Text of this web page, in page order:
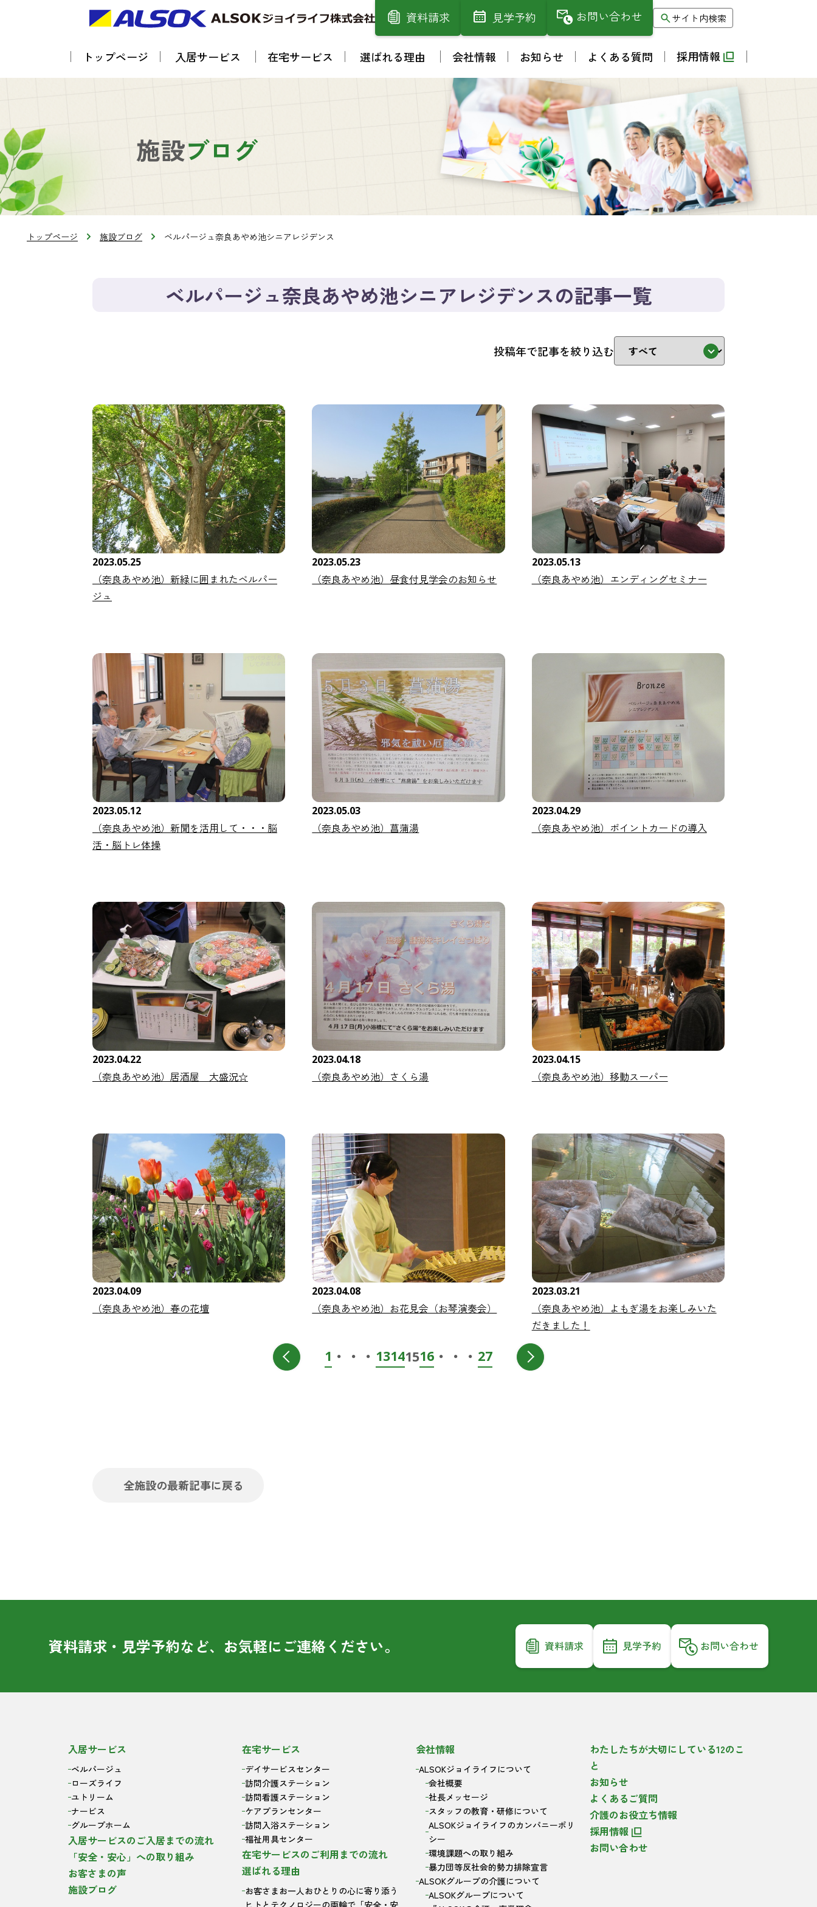
資料請求 見学予約 お問い合わせ サイト内検索
トップページ 入居サービス 在宅サービス 選ばれる理由 会社情報 お知らせ よくある質問 採用情報
施設ブログ
トップページ 施設ブログ ベルパージュ奈良あやめ池シニアレジデンス
ベルパージュ奈良あやめ池シニアレジデンスの記事一覧
投稿年で記事を絞り込む
2023.05.25
（奈良あやめ池）新緑に囲まれたベルパー
ジュ
2023.05.23
（奈良あやめ池）昼食付見学会のお知らせ
2023.05.13
（奈良あやめ池）エンディングセミナー
2023.05.12
（奈良あやめ池）新聞を活用して・・・脳
活・脳トレ体操
2023.05.03
（奈良あやめ池）菖蒲湯
2023.04.29
（奈良あやめ池）ポイントカードの導入
2023.04.22
（奈良あやめ池）居酒屋 大盛況☆
2023.04.18
（奈良あやめ池）さくら湯
2023.04.15
（奈良あやめ池）移動スーパー
2023.04.09
（奈良あやめ池）春の花壇
2023.04.08
（奈良あやめ池）お花見会（お琴演奏会）
2023.03.21
（奈良あやめ池）よもぎ湯をお楽しみいた
だきました！
1 ・・・ 13141516 ・・・ 27
全施設の最新記事に戻る
資料請求・見学予約など、お気軽に ご連絡ください。 資料請求 見学予約 お問い合わせ
入居サービス
ベルパージュ
ローズライフ
ユトリーム
ナービス
グループホーム
入居サービスのご入居までの流れ
「安全・安心」への取り組み
お客さまの声
施設ブログ
在宅サービス
デイサービスセンター
訪問介護ステーション
訪問看護ステーション
ケアプランセンター
訪問入浴ステーション
福祉用具センター
在宅サービスのご利用までの流れ
選ばれる理由
お客さまお一人おひとりの心に寄り添う
ヒトとテクノロジーの両輪で「安全・安
会社情報
ALSOKジョイライフについて
会社概要
社長メッセージ
スタッフの教育・研修について
ALSOKジョイライフのカンパニーポリ
シー
環境課題への取り組み
暴力団等反社会的勢力排除宣言
ALSOKグループの介護について
ALSOKグループについて
わたしたちが大切にしている12のこ
と
お知らせ
よくあるご質問
介護のお役立ち情報
採用情報
お問い合わせ